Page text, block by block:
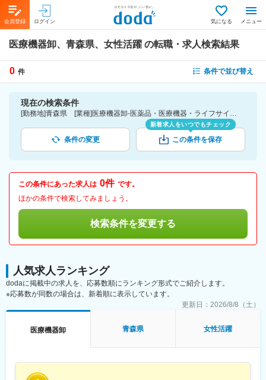
会員登録 ログイン 気になる メニュー
医療機器卸、青森県、女性活躍 の転職・求人検索結果
0 件 条件で並び替え
現在の検索条件
[勤務地]青森県 [業種]医療機器卸-医薬品・医療機器・ライフサイエンス・医療系サービス [詳細条件](会社・職場の環境)女性活躍
条件の変更
新着求人をいつでもチェック
この条件を保存
この条件にあった求人は 0件 です。
ほかの条件で検索してみましょう。
検索条件を変更する
人気求人ランキング
dodaに掲載中の求人を、応募数順にランキング形式でご紹介します。
※応募数が同数の場合は、新着順に表示しています。
更新日： 2026/8/8（土）
医療機器卸 青森県 女性活躍